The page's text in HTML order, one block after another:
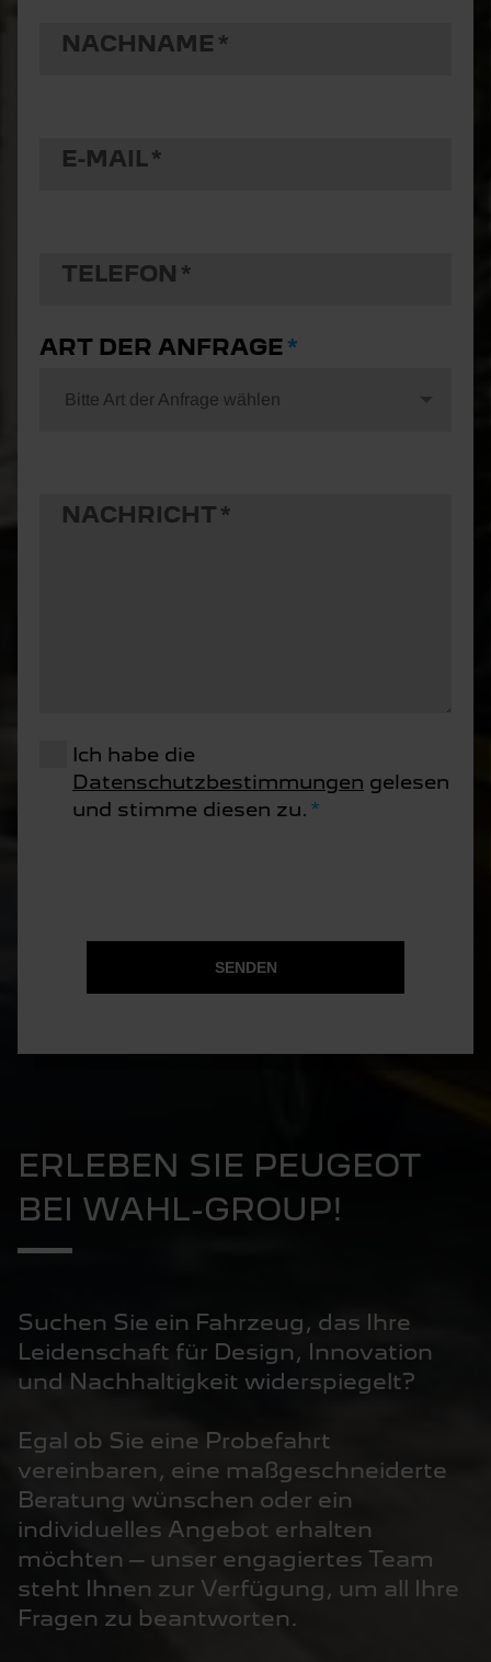
NACHNAME
E-MAIL
TELEFON
ART DER ANFRAGE
Bitte Art der Anfrage wählen
NACHRICHT
Ich habe die
Datenschutzbestimmungen gelesen
und stimme diesen zu.
SENDEN
ERLEBEN SIE PEUGEOT
BEI WAHL-GROUP!
Suchen Sie ein Fahrzeug, das Ihre
Leidenschaft für Design, Innovation
und Nachhaltigkeit widerspiegelt?
Egal ob Sie eine Probefahrt
vereinbaren, eine maßgeschneiderte
Beratung wünschen oder ein
individuelles Angebot erhalten
möchten – unser engagiertes Team
steht Ihnen zur Verfügung, um all Ihre
Fragen zu beantworten.